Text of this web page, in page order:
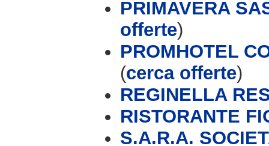
PRIMAVERA
offerte)
PROMHOTEL
(cerca offerte)
REGINELLA
RISTORANTE
S.A.R.A.